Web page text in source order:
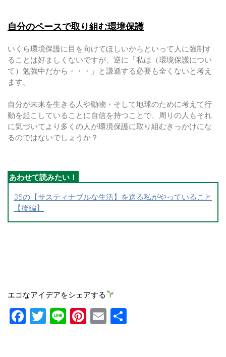
自分のペースで取り組む環境保護
いくら環境保護に目を向けてほしいからといって人に強制す
ることは好ましくないですが、逆に「私は（環境保護につい
て）勉強中だから・・・」と謙遜する必要も全くないと考え
ます。
自分が未来を生きる人や動物・そして地球のために考えて行
動を起こしていることに自信を持つことで、周りの人もそれ
に気づいてより多くの人が環境保護に取り組むきっかけにな
るのではないでしょうか？
35の【サスティナブルな生活】を送る私がやっていること
【後編】
エコなアイデアをシェアする
Facebook
Twitter
LinePinterest
Email